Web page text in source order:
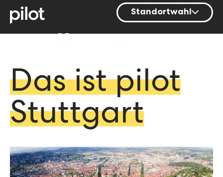
Standortwahl
Berlin
Mainz
München
Zürich
Das ist pilot
Stuttgart